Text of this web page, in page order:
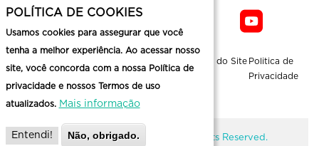
Mapa do Site Politica de
Privacidade
@ Copyright Belotur 2026. All Rights Reserved.
POLÍTICA DE COOKIES
Usamos cookies para assegurar que você
tenha a melhor experiência. Ao acessar nosso
site, você concorda com a nossa Política de
privacidade e nossos Termos de uso
atualizados. Mais informação
Entendi! Não, obrigado.